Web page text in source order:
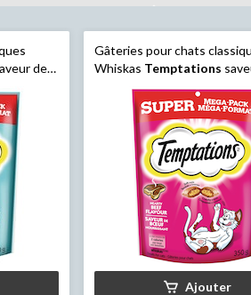
de
Gâteries pour chats
Whiskas Temptations
boeuf copieux, 350 g
Ajouter